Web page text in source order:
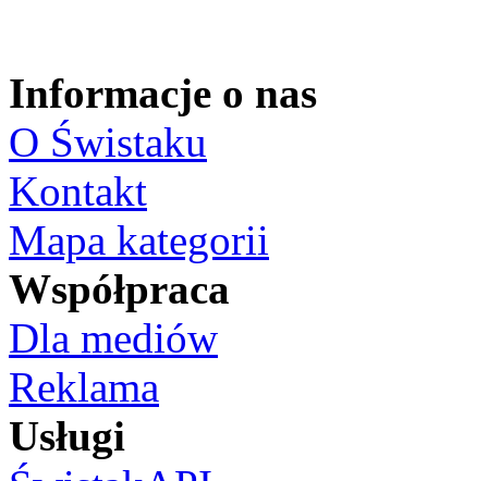
Informacje o nas
O Świstaku
Kontakt
Mapa kategorii
Współpraca
Dla mediów
Reklama
Usługi